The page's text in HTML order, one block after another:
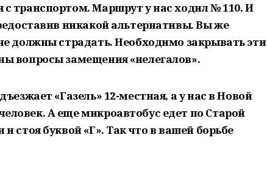
с транспортом. Маршрут у нас ходил № 110. И
никакой альтернативы. Вы же
должны страдать. Необходимо закрывать эти
вопросы замещения «нелегалов».
«Газель» 12-местная, а у нас в Новой
А еще микроавтобус едет по Старой
стоя буквой «Г». Так что в вашей борьбе